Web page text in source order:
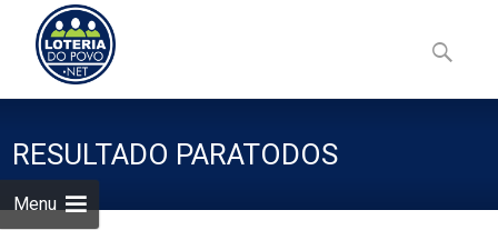
Menu
to
content
por:
RESULTADO PARATODOS